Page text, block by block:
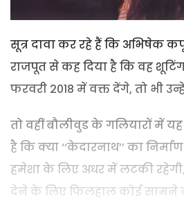
सूत्र दावा कर रहे हैं कि अभिषेक
राजपूत से कह दिया है कि वह
फरवरी 2018 में वक्त देंगे, तो भी
तो वहीं बौलीवुड के गलियारों में
है कि क्या ‘‘केदारनाथ’’ का
हमेशा के लिए अधर में लटकी
देने के लिए फिलहाल कोई सामने